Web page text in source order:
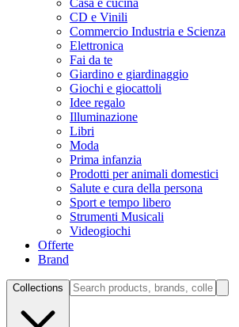
Casa e cucina
CD e Vinili
Commercio Industria e Scienza
Elettronica
Fai da te
Giardino e giardinaggio
Giochi e giocattoli
Idee regalo
Illuminazione
Libri
Moda
Prima infanzia
Prodotti per animali domestici
Salute e cura della persona
Sport e tempo libero
Strumenti Musicali
Videogiochi
Offerte
Brand
Collections